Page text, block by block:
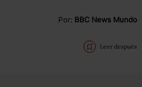
Por: BBC News Mundo
Leer después